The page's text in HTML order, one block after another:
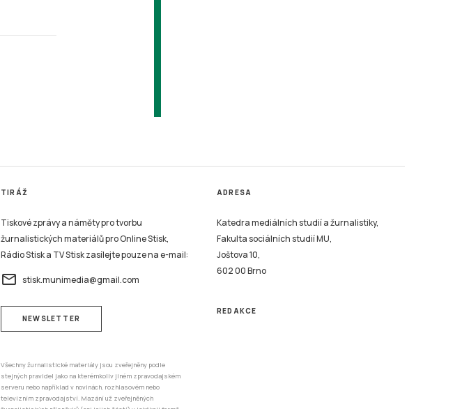
TIRÁŽ
Tiskové zprávy a náměty pro tvorbu
žurnalistických materiálů pro Online Stisk,
Rádio Stisk a TV Stisk zasílejte pouze na e-mail:
email stisk.munimedia@gmail.com
NEWSLETTER
Všechny žurnalistické materiály jsou zveřejněny podle
stejných pravidel jako na kterémkoliv jiném zpravodajském
serveru nebo například v novinách, rozhlasovém nebo
televizním zpravodajství. Mazání už zveřejněných
ADRESA
Katedra mediálních studií a žurnalistiky,
Fakulta sociálních studií MU,
Joštova 10,
602 00 Brno
REDAKCE